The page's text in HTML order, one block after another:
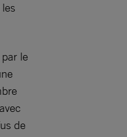
le
de